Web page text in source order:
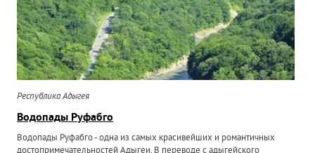
Республика Адыгея
Водопады Руфабго
Водопады Руфабго - одна из самых красивейших и романтичных